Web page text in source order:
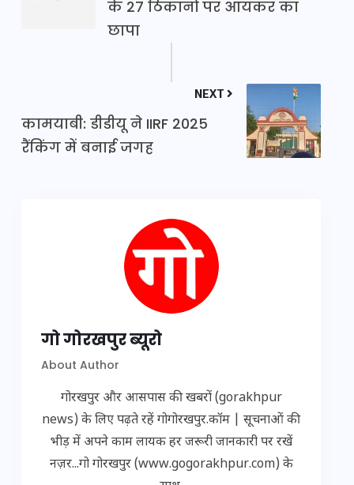
के 27 ठिकानों पर आयकर का
छापा
NEXT
कामयाबी: डीडीयू ने IIRF 2025
रैंकिंग में बनाई जगह
गो गोरखपुर ब्यूरो
About Author
गोरखपुर और आसपास की खबरों (gorakhpur
news) के लिए पढ़ते रहें गोगोरखपुर.कॉम | सूचनाओं की
भीड़ में अपने काम लायक हर जरूरी जानकारी पर रखें
नज़र...गो गोरखपुर (www.gogorakhpur.com) के